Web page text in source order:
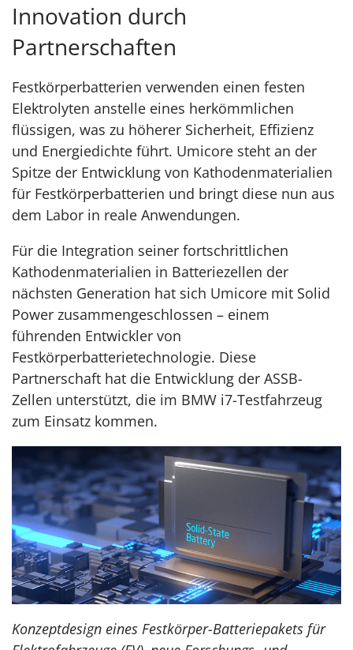
Innovation durch
Partnerschaften
Festkörperbatterien verwenden einen festen
Elektrolyten anstelle eines herkömmlichen
flüssigen, was zu höherer Sicherheit, Effizienz
und Energiedichte führt. Umicore steht an der
Spitze der Entwicklung von Kathodenmaterialien
für Festkörperbatterien und bringt diese nun aus
dem Labor in reale Anwendungen.
Für die Integration seiner fortschrittlichen
Kathodenmaterialien in Batteriezellen der
nächsten Generation hat sich Umicore mit Solid
Power zusammengeschlossen – einem
führenden Entwickler von
Festkörperbatterietechnologie. Diese
Partnerschaft hat die Entwicklung der ASSB-
Zellen unterstützt, die im BMW i7-Testfahrzeug
zum Einsatz kommen.
Konzeptdesign eines Festkörper-Batteriepakets für